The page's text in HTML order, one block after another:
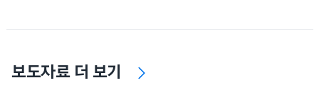
보도자료 더 보기